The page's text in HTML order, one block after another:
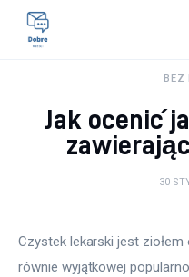
Lifestyle
Uroda
BEZ
Jak ocenić
30
Czystek lekarski jest
równie wyjątkowej